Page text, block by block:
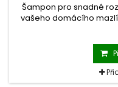
Šampon pro snadné
vašeho domácího
produktu je neutrální, a
udržuje její